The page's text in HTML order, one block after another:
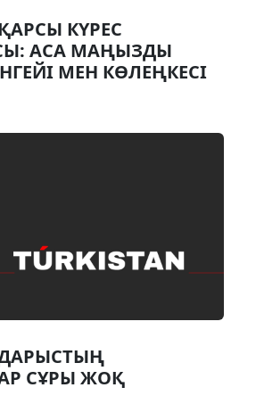
КҮРЕС
АСА МАҢЫЗДЫ
МЕН КӨЛЕҢКЕСI
СҰРЫ ЖОҚ